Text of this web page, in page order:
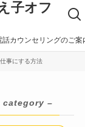
子オフ
話カウンセリングのご案
仕事にする方法
category –